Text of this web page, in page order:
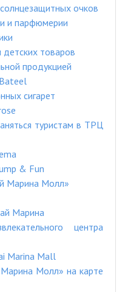
очков
и парфюмерии
детских товаров
продукцией
сигарет
туристам в ТРЦ
& Fun
Марина Молл»
Марина
центра
Marina Mall
Молл» на карте